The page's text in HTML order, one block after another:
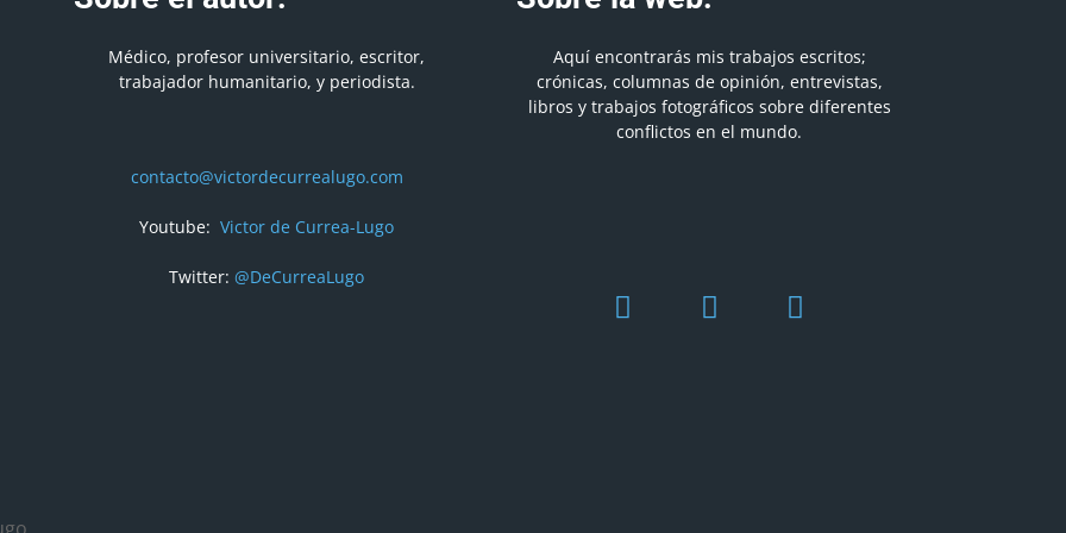
Médico, profesor universitario, escritor,
trabajador humanitario, y periodista.
contacto@victordecurrealugo.com
Youtube: Victor de Currea-Lugo
Twitter: @DeCurreaLugo
Aquí encontrarás mis trabajos escritos;
crónicas, columnas de opinión, entrevistas,
libros y trabajos fotográficos sobre diferentes
conflictos en el mundo.